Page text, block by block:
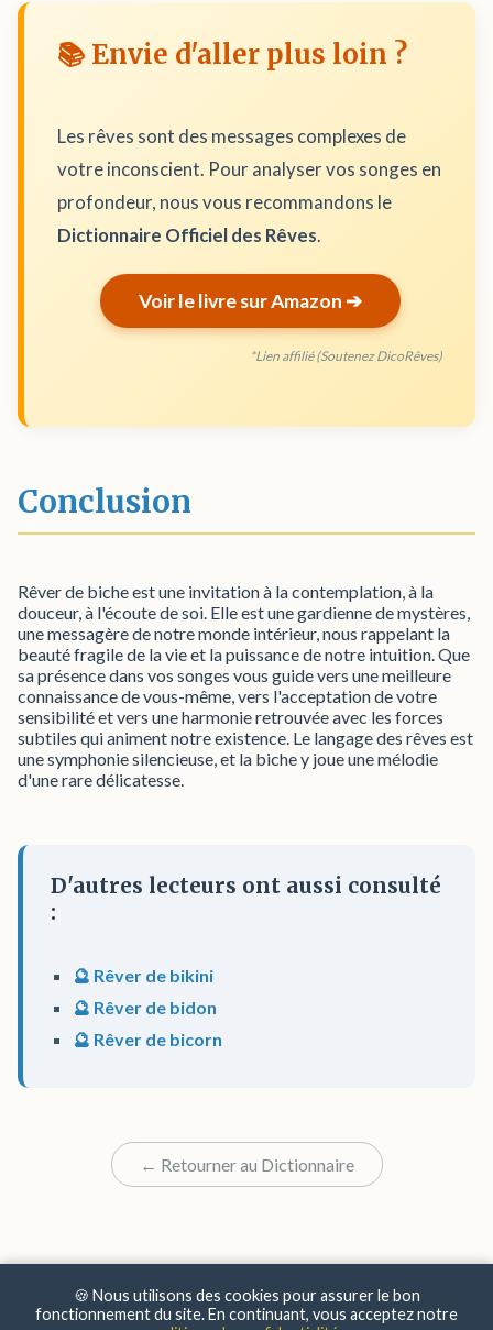
📚 Envie d'aller plus loin ?
Les rêves sont des messages complexes de
votre inconscient. Pour analyser vos songes en
profondeur, nous vous recommandons le
Dictionnaire Officiel des Rêves.
Voir le livre sur Amazon ➔
*Lien affilié (Soutenez DicoRêves)
Conclusion
Rêver de biche est une invitation à la contemplation, à la
douceur, à l'écoute de soi. Elle est une gardienne de mystères,
une messagère de notre monde intérieur, nous rappelant la
beauté fragile de la vie et la puissance de notre intuition. Que
sa présence dans vos songes vous guide vers une meilleure
connaissance de vous-même, vers l'acceptation de votre
sensibilité et vers une harmonie retrouvée avec les forces
subtiles qui animent notre existence. Le langage des rêves est
une symphonie silencieuse, et la biche y joue une mélodie
d'une rare délicatesse.
D'autres lecteurs ont aussi consulté
:
🔮 Rêver de bikini
🔮 Rêver de bidon
🔮 Rêver de bicorn
← Retourner au Dictionnaire
🍪 Nous utilisons des cookies pour assurer le bon
fonctionnement du site. En continuant, vous acceptez notre